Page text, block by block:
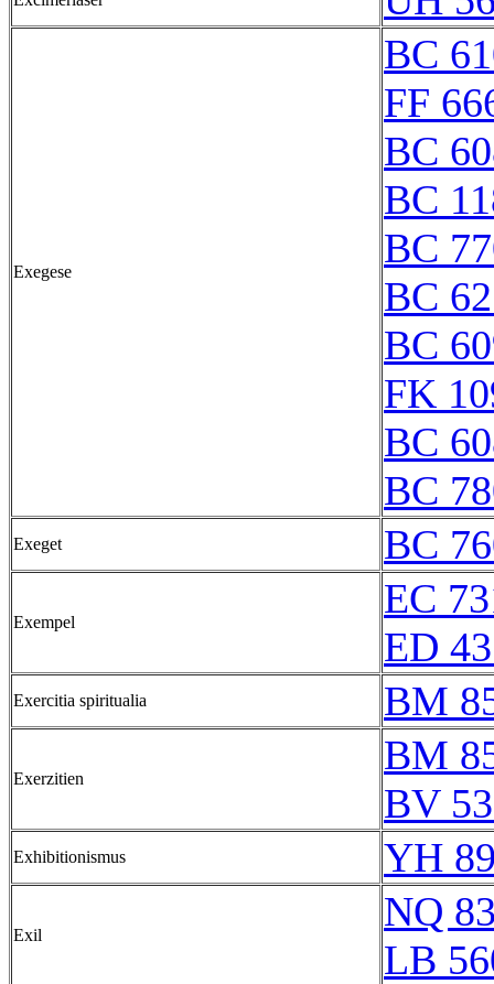
Exegese
BC
FF
BC
BC
BC
BC
BC
FK
BC
BC
Exeget BC
Exempel
EC
ED
Exercitia spiritualia BM
Exerzitien
BM
BV
Exhibitionismus YH
Exil
NQ
LB